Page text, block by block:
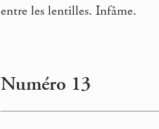
entre les lentilles. Infâme.
Numéro 13